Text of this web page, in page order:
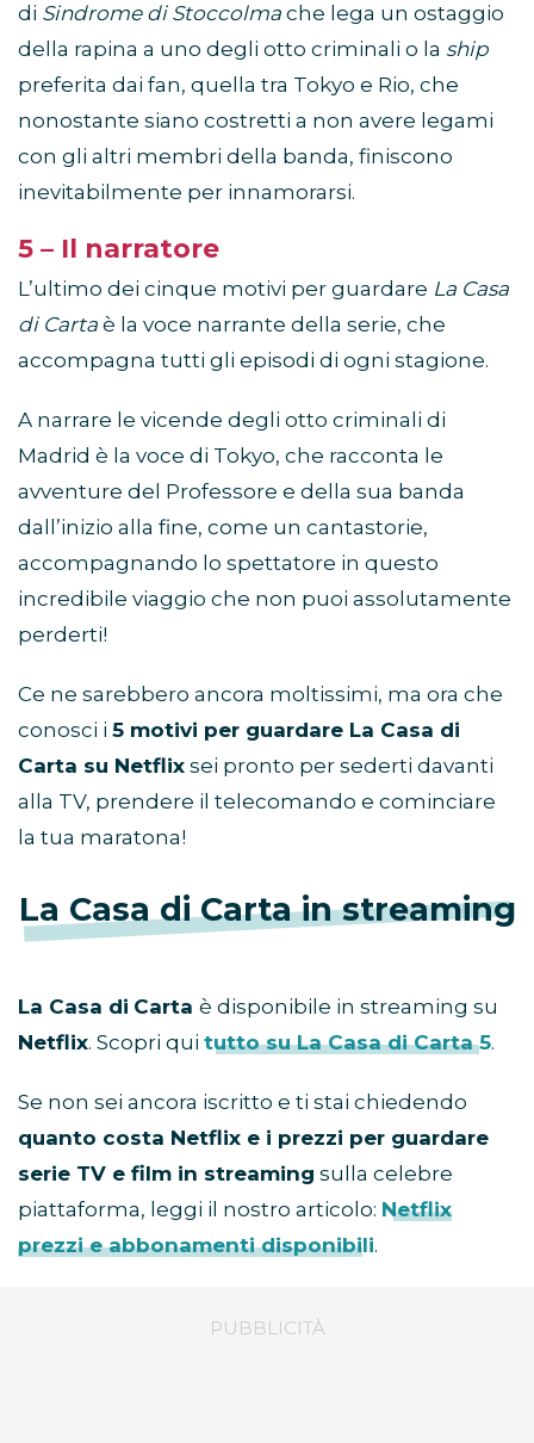
di Sindrome di Stoccolma che lega un ostaggio
della rapina a uno degli otto criminali o la ship
preferita dai fan, quella tra Tokyo e Rio, che
nonostante siano costretti a non avere legami
con gli altri membri della banda, finiscono
inevitabilmente per innamorarsi.
5 – Il narratore
L’ultimo dei cinque motivi per guardare La Casa
di Carta è la voce narrante della serie, che
accompagna tutti gli episodi di ogni stagione.
A narrare le vicende degli otto criminali di
Madrid è la voce di Tokyo, che racconta le
avventure del Professore e della sua banda
dall’inizio alla fine, come un cantastorie,
accompagnando lo spettatore in questo
incredibile viaggio che non puoi assolutamente
perderti!
Ce ne sarebbero ancora moltissimi, ma ora che
conosci i 5 motivi per guardare La Casa di
Carta su Netflix sei pronto per sederti davanti
alla TV, prendere il telecomando e cominciare
la tua maratona!
La Casa di Carta in streaming
La Casa di Carta è disponibile in streaming su
Netflix. Scopri qui tutto su La Casa di Carta 5.
Se non sei ancora iscritto e ti stai chiedendo
quanto costa Netflix e i prezzi per guardare
serie TV e film in streaming sulla celebre
piattaforma, leggi il nostro articolo: Netflix
prezzi e abbonamenti disponibili.